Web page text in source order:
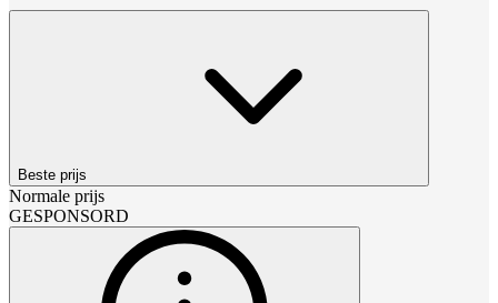
Beste prijs
Normale prijs
GESPONSORD